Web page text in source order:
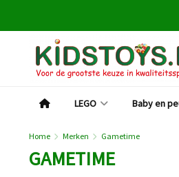
LEGO Baby en
Home Merken Gametime
GAMETIME